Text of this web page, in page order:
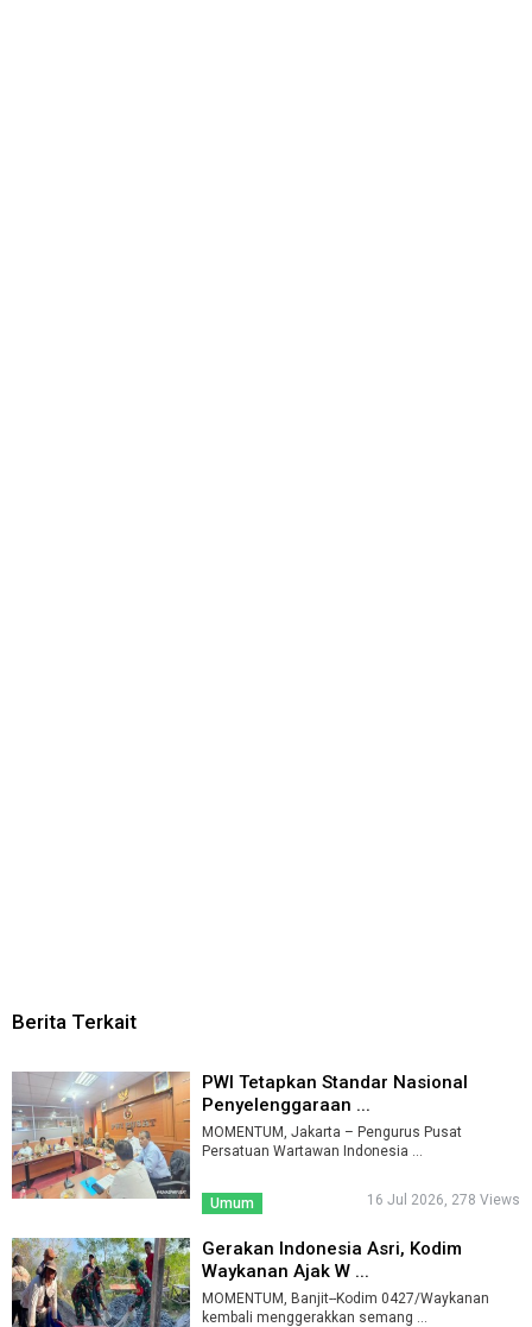
Berita Terkait
PWI Tetapkan Standar Nasional
Penyelenggaraan ...
MOMENTUM, Jakarta – Pengurus Pusat
Persatuan Wartawan Indonesia ...
Umum 16 Jul 2026, 278 Views
Gerakan Indonesia Asri, Kodim
Waykanan Ajak W ...
MOMENTUM, Banjit--Kodim 0427/Waykanan
kembali menggerakkan semang ...